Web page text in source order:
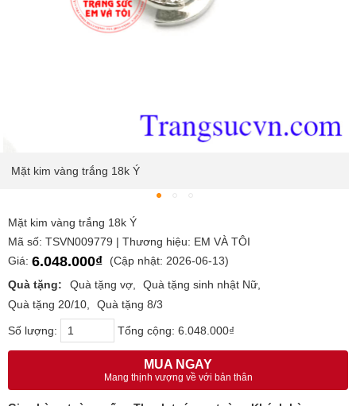
Mặt kim vàng trắng 18k Ý
Mặt kim vàng trắng 18k Ý
Mã số: TSVN009779 | Thương hiệu: EM VÀ TÔI
Giá: 6.048.000₫
(Cập nhật: 2026-06-13)
Quà tặng:
Quà tặng vợ
Quà tặng sinh nhật Nữ
Quà tặng 20/10
Quà tặng 8/3
Số lượng: Tổng cộng: 6.048.000₫
MUA NGAY
Mang thịnh vượng về với bản thân